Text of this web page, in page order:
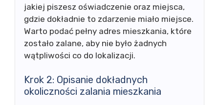
jakiej piszesz oświadczenie oraz miejsca,
gdzie dokładnie to zdarzenie miało miejsce.
Warto podać pełny adres mieszkania, które
zostało zalane, aby nie było żadnych
wątpliwości co do lokalizacji.
Krok 2: Opisanie dokładnych
okoliczności zalania mieszkania